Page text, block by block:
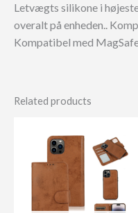
Letvægts silikone i
overalt på enheden..
Kompatibel med
Related products